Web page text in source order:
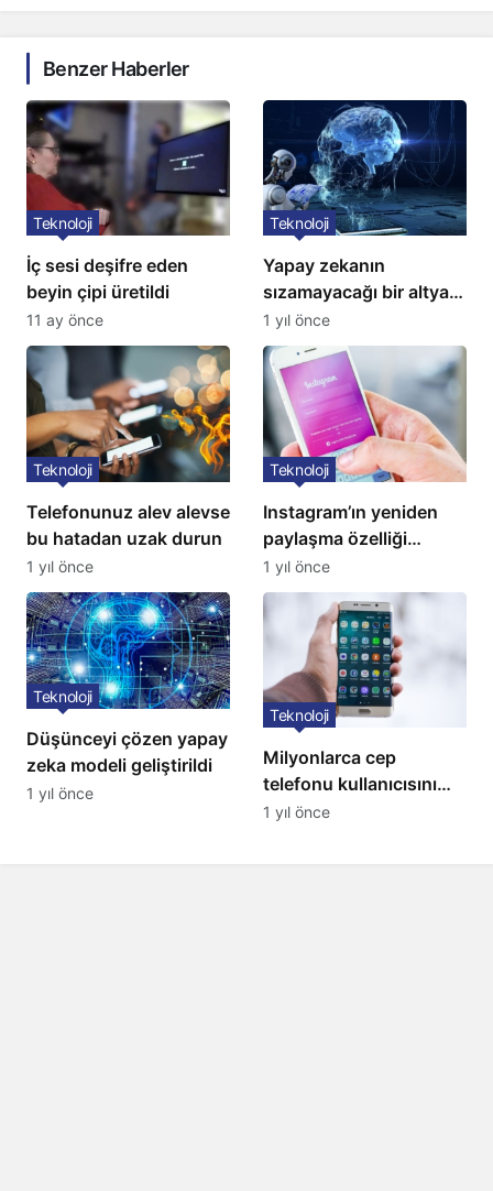
Benzer Haberler
İç sesi deşifre eden
beyin çipi üretildi
Teknoloji
11 ay önce
Yapay zekanın
sızamayacağı bir altyapı
geliştirildi
Teknoloji
1 yıl önce
Telefonunuz alev alevse
bu hatadan uzak durun
Teknoloji
1 yıl önce
Instagram’ın yeniden
paylaşma özelliği
kullanıma açıldı
Teknoloji
1 yıl önce
Düşünceyi çözen yapay
zeka modeli geliştirildi
Teknoloji
1 yıl önce
Milyonlarca cep
telefonu kullanıcısını
ilgilendiren karar: 31
Teknoloji
1 yıl önce